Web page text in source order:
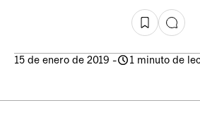
15 de enero de 2019 - 1 minuto de